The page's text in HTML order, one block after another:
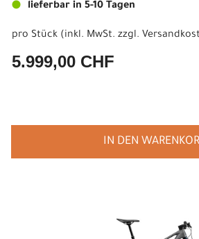
lieferbar in 5-10 Tagen
pro Stück (inkl. MwSt. zzgl.
5.999,00 CHF
IN DEN